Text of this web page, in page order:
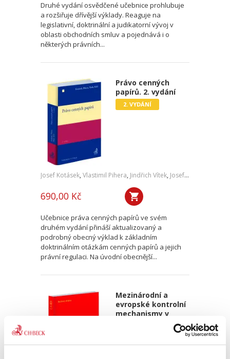
Druhé vydání osvědčené učebnice prohlubuje
a rozšiřuje dřívější výklady. Reaguje na
legislativní, doktrinální a judikatorní vývoj v
oblasti obchodních smluv a pojednává i o
některých právních...
Právo cenných
papírů. 2. vydání
2. VYDÁNÍ
Josef Kotásek, Vlastimil Pihera, Jindřich Vítek, Josef Kříž
690,00 Kč
Učebnice práva cenných papírů ve svém
druhém vydání přináší aktualizovaný a
podrobný obecný výklad k základním
doktrinálním otázkám cenných papírů a jejich
právní regulaci. Na úvodní obecnější...
Mezinárodní a
evropské kontrolní
mechanismy v